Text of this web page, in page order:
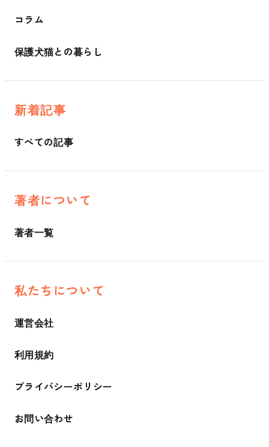
コラム
保護犬猫との暮らし
新着記事
すべての記事
著者について
著者一覧
私たちについて
運営会社
利用規約
プライバシーポリシー
お問い合わせ